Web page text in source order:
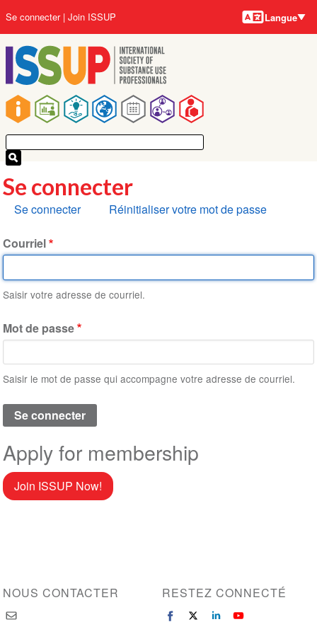
au
contenu
principal
Main
navigation
User
account
menu
Se connecter Join ISSUP Langues
Langue
Se connecter
Onglets
Se connecter Réinitialiser votre mot de passe
Courriel
Saisir votre adresse de courriel.
Mot de passe
Saisir le mot de passe qui accompagne votre adresse de courriel.
Apply for membership
Join ISSUP Now!
NOUS CONTACTER RESTEZ CONNECTÉ